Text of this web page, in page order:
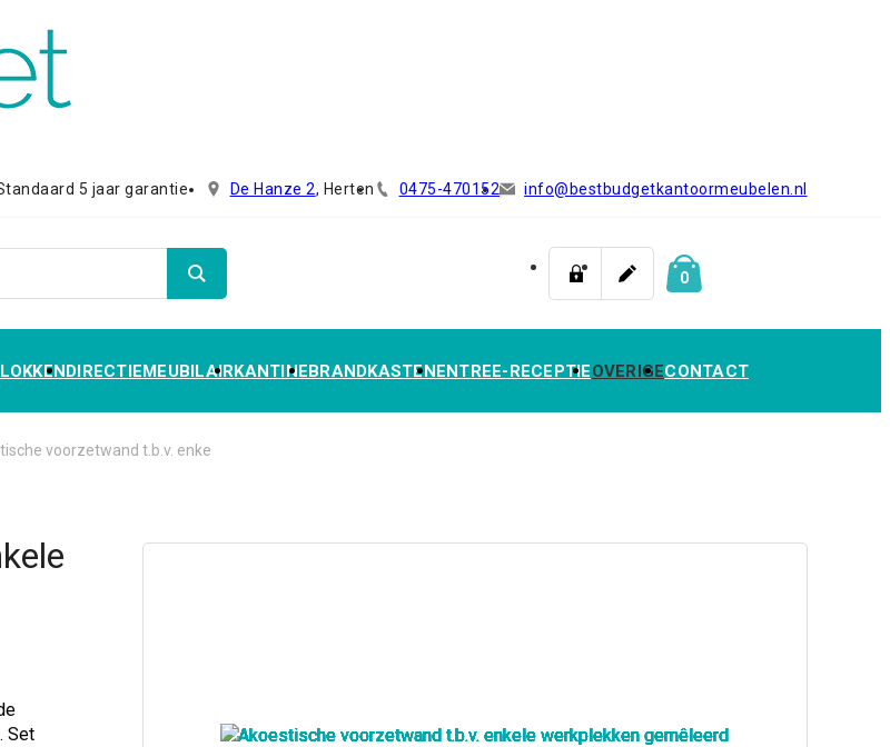
5 jaar garantie De Hanze 2, Herten 0475-470152 info@bestbudgetkantoormeubelen.nl
0
DIRECTIEMEUBILAIRKANTINEBRANDKASTENENTREE-RECEPTIEOVERIGECONTACT
voorzetwand t.b.v. enke
Set